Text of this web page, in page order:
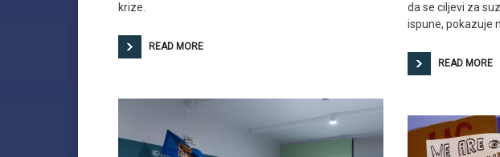
krize.
READ MORE
da se ciljevi za
ispune, pokazuje
READ MORE